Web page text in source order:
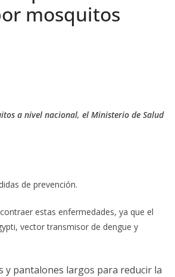
mosquitos
a nivel nacional, el Ministerio de Salud
de prevención.
estas enfermedades, ya que el
vector transmisor de dengue y
y pantalones largos para reducir la